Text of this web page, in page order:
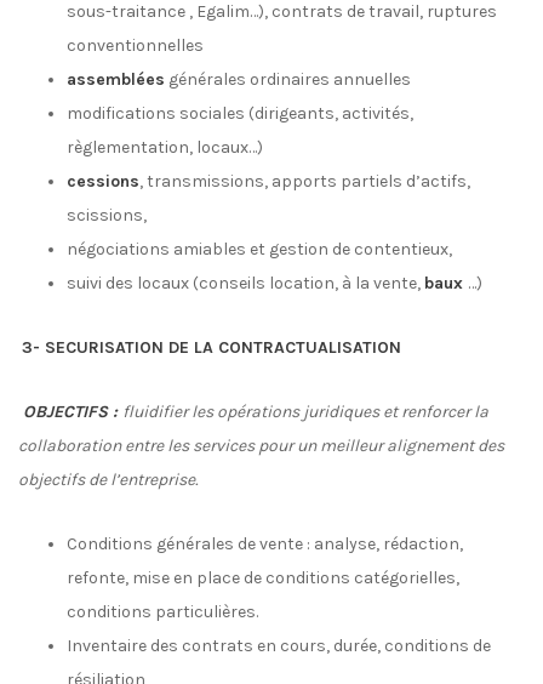
sous-traitance , Egalim…), contrats de travail, ruptures
conventionnelles
assemblées générales ordinaires annuelles
modifications sociales (dirigeants, activités,
règlementation, locaux…)
cessions, transmissions, apports partiels d’actifs,
scissions,
négociations amiables et gestion de contentieux,
suivi des locaux (conseils location, à la vente, baux …)
3- SECURISATION DE LA CONTRACTUALISATION
OBJECTIFS : fluidifier les opérations juridiques et renforcer la
collaboration entre les services pour un meilleur alignement des
objectifs de l’entreprise.
Conditions générales de vente : analyse, rédaction,
refonte, mise en place de conditions catégorielles,
conditions particulières.
Inventaire des contrats en cours, durée, conditions de